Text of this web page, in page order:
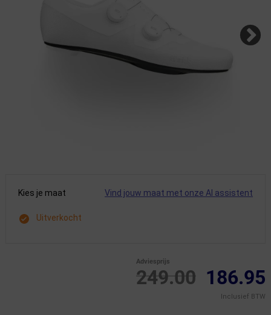
Kies je maat Vind jouw maat met onze AI assistent
Uitverkocht
249.00
Adviesprijs
186.95
Inclusief BTW